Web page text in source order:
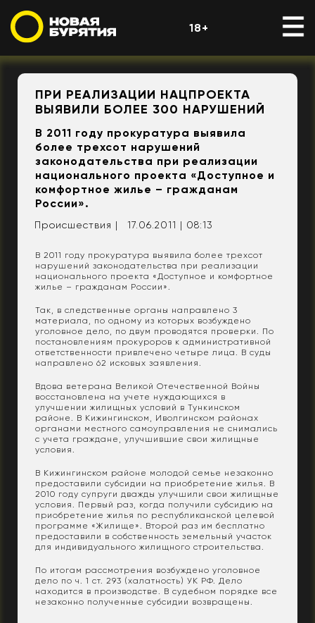
18+
ПРИ РЕАЛИЗАЦИИ НАЦПРОЕКТА
ВЫЯВИЛИ БОЛЕЕ 300 НАРУШЕНИЙ
В 2011 году прокуратура выявила
более трехсот нарушений
законодательства при реализации
национального проекта «Доступное и
комфортное жилье – гражданам
России».
Происшествия | 17.06.2011 | 08:13
В 2011 году прокуратура выявила более трехсот
нарушений законодательства при реализации
национального проекта «Доступное и комфортное
жилье – гражданам России».
Так, в следственные органы направлено 3
материала, по одному из которых возбуждено
уголовное дело, по двум проводятся проверки. По
постановлениям прокуроров к административной
ответственности привлечено четыре лица. В суды
направлено 62 исковых заявления.
Вдова ветерана Великой Отечественной Войны
восстановлена на учете нуждающихся в
улучшении жилищных условий в Тункинском
районе. В Кижингинском, Иволгинском районах
органами местного самоуправления не снимались
с учета граждане, улучшившие свои жилищные
условия.
В Кижингинском районе молодой семье незаконно
предоставили субсидии на приобретение жилья. В
2010 году супруги дважды улучшили свои жилищные
условия. Первый раз, когда получили субсидию на
приобретение жилья по республиканской целевой
программе «Жилище». Второй раз им бесплатно
предоставили в собственность земельный участок
для индивидуального жилищного строительства.
По итогам рассмотрения возбуждено уголовное
дело по ч. 1 ст. 293 (халатность) УК РФ. Дело
находится в производстве. В судебном порядке все
незаконно полученные субсидии возвращены.